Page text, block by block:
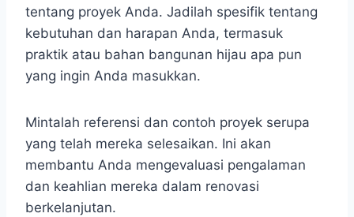
tentang proyek Anda. Jadilah spesifik tentang
kebutuhan dan harapan Anda, termasuk
praktik atau bahan bangunan hijau apa pun
yang ingin Anda masukkan.
Mintalah referensi dan contoh proyek serupa
yang telah mereka selesaikan. Ini akan
membantu Anda mengevaluasi pengalaman
dan keahlian mereka dalam renovasi
berkelanjutan.